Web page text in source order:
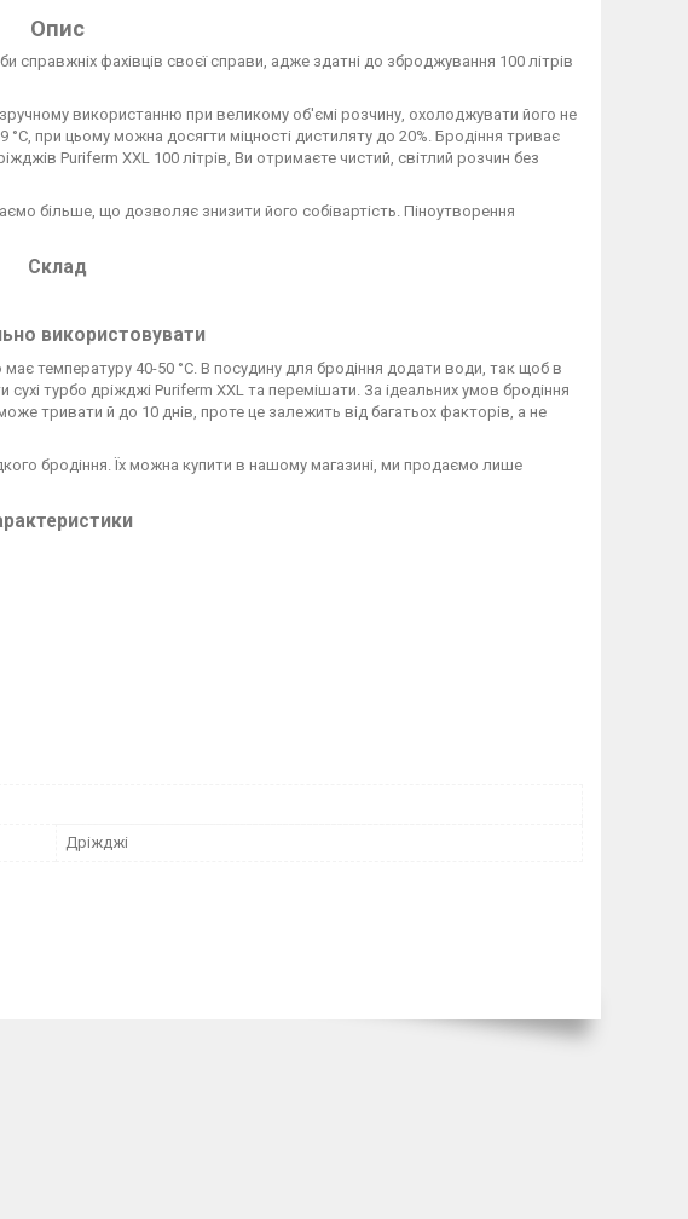
Опис
справжніх фахівців своєї справи, адже здатні до зброджування 100 літрів
використанню при великому об'ємі розчину, охолоджувати його не
при цьому можна досягти міцності дистиляту до 20%. Бродіння триває
Puriferm XXL 100 літрів, Ви отримаєте чистий, світлий розчин без
більше, що дозволяє знизити його собівартість. Піноутворення
Склад
використовувати
температуру 40-50 °С. В посудину для бродіння додати води, так щоб в
турбо дріжджі Puriferm XXL та перемішати. За ідеальних умов бродіння
тривати й до 10 днів, проте це залежить від багатьох факторів, а не
бродіння. Їх можна купити в нашому магазині, ми продаємо лише
Дріжджі